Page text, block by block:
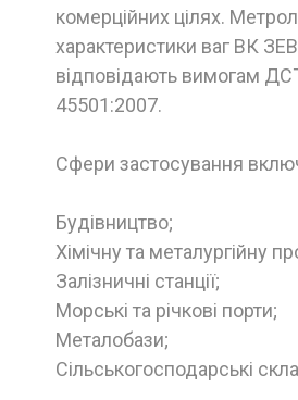
комерційних цілях.
характеристики ваг ВК
відповідають вимогам
45501:2007.
Сфери застосування
Будівництво;
Хімічну та металургійну
Залізничні станції;
Морські та річкові порти;
Металобази;
Сільськогосподарські